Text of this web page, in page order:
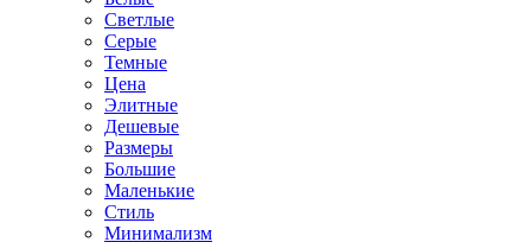
Светлые
Серые
Темные
Цена
Элитные
Дешевые
Размеры
Большие
Маленькие
Стиль
Минимализм